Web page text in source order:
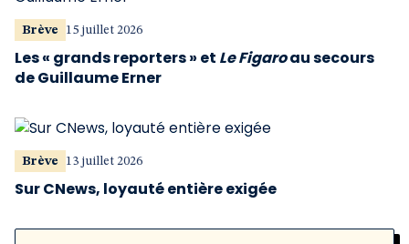
Brève 15 juillet 2026
Les « grands reporters » et Le Figaroau secours
de Guillaume Erner
Brève 13 juillet 2026
Sur CNews, loyauté entière exigée